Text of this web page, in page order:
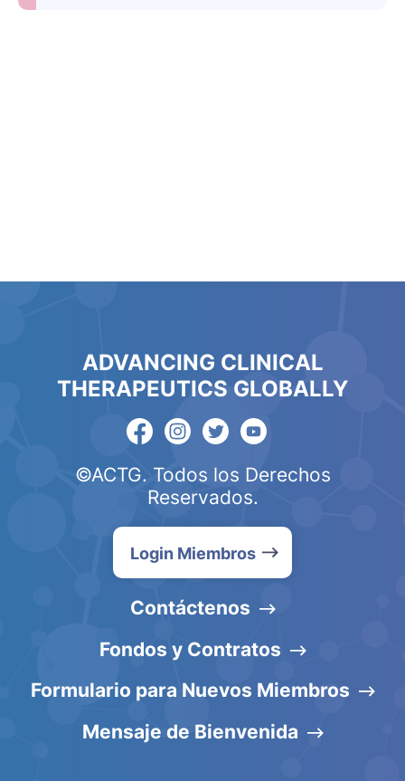
ADVANCING CLINICAL
THERAPEUTICS GLOBALLY
©ACTG. Todos los Derechos
Reservados.
Login Miembros
Contáctenos
Fondos y Contratos
Formulario para Nuevos Miembros
Mensaje de Bienvenida